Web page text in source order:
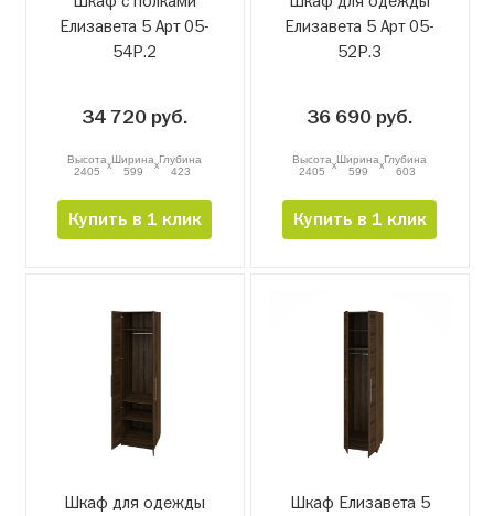
Елизавета 5 Арт 05-
54Р.2
34 720 руб.
Высота
2405
xШирина
599
xГлубина
423
Купить в 1 клик
Елизавета 5 Арт 05-
52Р.3
36 690 руб.
Высота
2405
xШирина
599
xГлубина
603
Купить в 1 клик
Шкаф для одежды
Шкаф Елизавета 5